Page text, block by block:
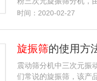
时间：2020-02-27
旋振筛的使用方法
震动筛分机中三次元振
们常说的旋振筛，该产